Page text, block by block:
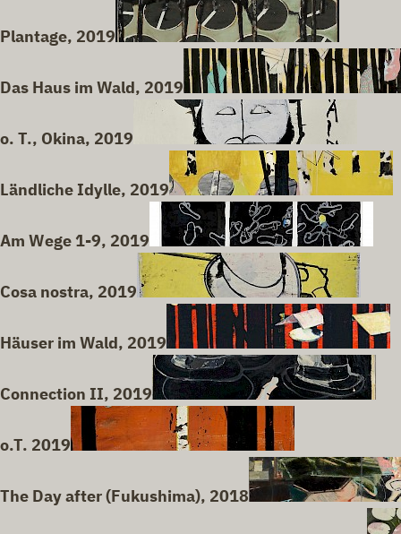
Plantage, 2019
Das Haus im Wald, 2019
o. T., Okina, 2019
Ländliche Idylle, 2019
Am Wege 1-9, 2019
Cosa nostra, 2019
Häuser im Wald, 2019
Connection II, 2019
o.T. 2019
The Day after (Fukushima), 2018